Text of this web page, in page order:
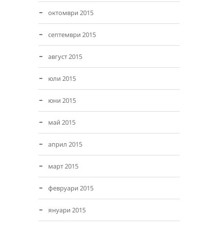
октомври 2015
септември 2015
август 2015
юли 2015
юни 2015
май 2015
април 2015
март 2015
февруари 2015
януари 2015